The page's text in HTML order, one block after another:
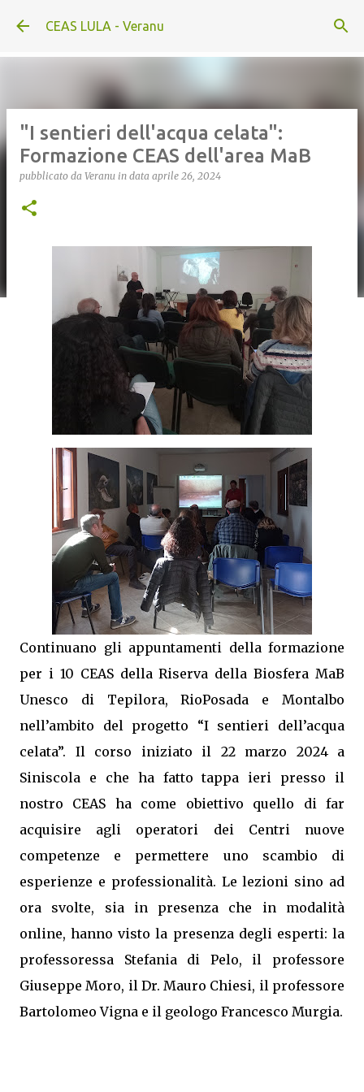
Passa ai contenuti principali
CEAS LULA - Veranu
"I sentieri dell'acqua celata":
Formazione CEAS dell'area MaB
pubblicato da Veranu in data aprile 26, 2024
Continuano gli appuntamenti della formazione
per i 10 CEAS della Riserva della Biosfera MaB
Unesco di Tepilora, RioPosada e Montalbo
nell’ambito del progetto “I sentieri dell’acqua
celata”. Il corso iniziato il 22 marzo 2024 a
Siniscola e che ha fatto tappa ieri presso il
nostro CEAS ha come obiettivo quello di far
acquisire agli operatori dei Centri nuove
competenze e permettere uno scambio di
esperienze e professionalità. Le lezioni sino ad
ora svolte, sia in presenza che in modalità
online, hanno visto la presenza degli esperti: la
professoressa Stefania di Pelo, il professore
Giuseppe Moro, il Dr. Mauro Chiesi, il professore
Bartolomeo Vigna e il geologo Francesco Murgia.